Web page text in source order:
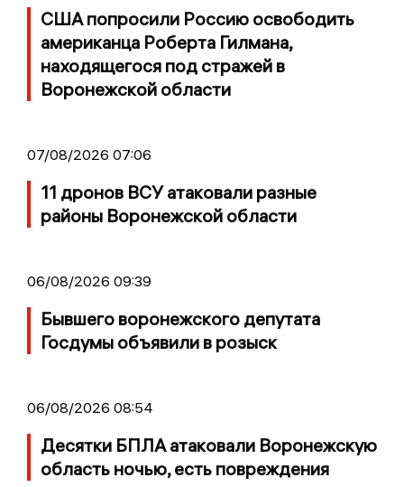
США попросили Россию освободить
американца Роберта Гилмана,
находящегося под стражей в
Воронежской области
07/08/2026 07:06
11 дронов ВСУ атаковали разные
районы Воронежской области
06/08/2026 09:39
Бывшего воронежского депутата
Госдумы объявили в розыск
06/08/2026 08:54
Десятки БПЛА атаковали Воронежскую
область ночью, есть повреждения